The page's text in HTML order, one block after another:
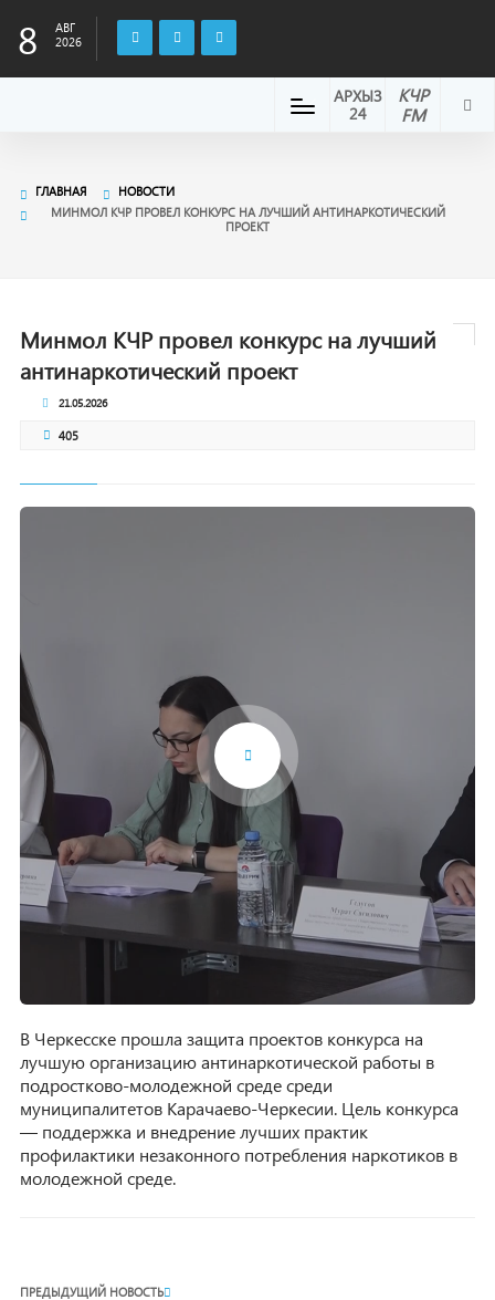
8
АВГ
2026
КЧР
FM
АРХЫЗ
24
ГЛАВНАЯ
НОВОСТИ
МИНМОЛ КЧР ПРОВЕЛ КОНКУРС НА ЛУЧШИЙ АНТИНАРКОТИЧЕСКИЙ
ПРОЕКТ
Минмол КЧР провел конкурс на лучший
антинаркотический проект
21.05.2026
405
В Черкесске прошла защита проектов конкурса на
лучшую организацию антинаркотической работы в
подростково-молодежной среде среди
муниципалитетов Карачаево-Черкесии. Цель конкурса
— поддержка и внедрение лучших практик
профилактики незаконного потребления наркотиков в
молодежной среде.
ПРЕДЫДУЩИЙ НОВОСТЬ